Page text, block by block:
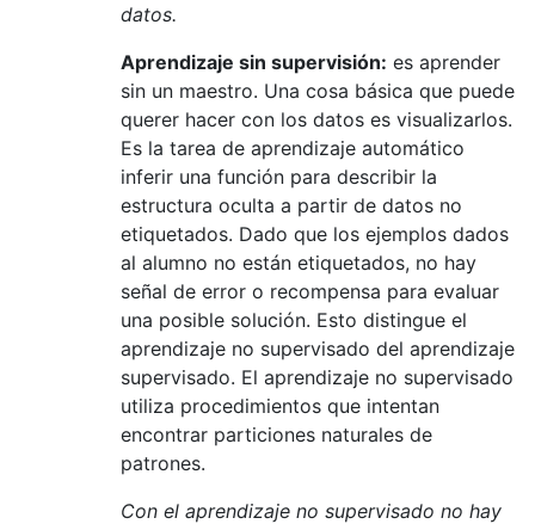
datos.
Aprendizaje sin supervisión: es aprender
sin un maestro. Una cosa básica que puede
querer hacer con los datos es visualizarlos.
Es la tarea de aprendizaje automático
inferir una función para describir la
estructura oculta a partir de datos no
etiquetados. Dado que los ejemplos dados
al alumno no están etiquetados, no hay
señal de error o recompensa para evaluar
una posible solución. Esto distingue el
aprendizaje no supervisado del aprendizaje
supervisado. El aprendizaje no supervisado
utiliza procedimientos que intentan
encontrar particiones naturales de
patrones.
Con el aprendizaje no supervisado no hay